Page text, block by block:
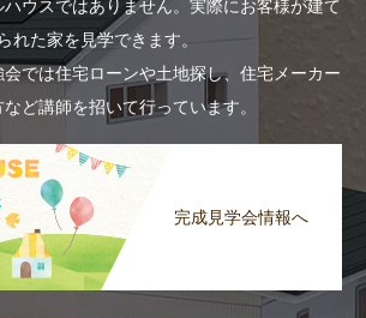
ハウスではありません。実際にお客様が建て
られた家を見学できます。
では住宅ローンや土地探し、住宅メーカー
ど講師を招いて行っています。
完成見学会情報へ